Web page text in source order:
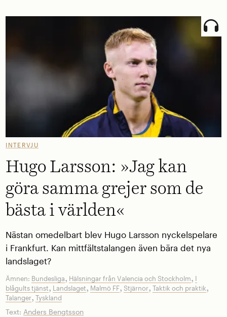
INTERVJU
Hugo Larsson: »Jag kan
göra samma grejer som de
bästa i världen«
Nästan omedelbart blev Hugo Larsson nyckelspelare
i Frankfurt. Kan mittfältstalangen även bära det nya
landslaget?
Ämnen: Bundesliga, Hälsningar från Valencia och Stockholm, I
blågults tjänst, Landslaget, Malmö FF,Stjärnor,Taktik och praktik,
Talanger,Tyskland
Text: Anders Bengtsson